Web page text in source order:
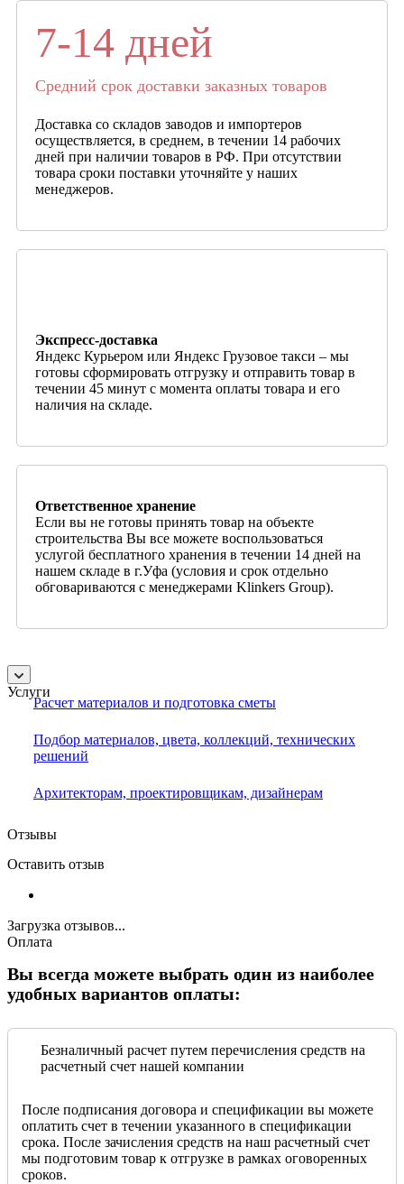
7-14 дней
Средний срок доставки заказных товаров
Доставка со складов заводов и импортеров
осуществляется, в среднем, в течении 14 рабочих
дней при наличии товаров в РФ. При отсутствии
товара сроки поставки уточняйте у наших
менеджеров.
Экспресс-доставка
Яндекс Курьером или Яндекс Грузовое такси – мы
готовы сформировать отгрузку и отправить товар в
течении 45 минут с момента оплаты товара и его
наличия на складе.
Ответственное хранение
Если вы не готовы принять товар на объекте
строительства Вы все можете воспользоваться
услугой бесплатного хранения в течении 14 дней на
нашем складе в г.Уфа (условия и срок отдельно
обговариваются с менеджерами Klinkers Group).
Услуги
Расчет материалов и подготовка сметы
Подбор материалов, цвета, коллекций, технических
решений
Архитекторам, проектировщикам, дизайнерам
Отзывы
Оставить отзыв
Загрузка отзывов...
Оплата
Вы всегда можете выбрать один из наиболее
удобных вариантов оплаты:
Безналичный расчет путем перечисления средств на
расчетный счет нашей компании
После подписания договора и спецификации вы можете
оплатить счет в течении указанного в спецификации
срока. После зачисления средств на наш расчетный счет
мы подготовим товар к отгрузке в рамках оговоренных
сроков.